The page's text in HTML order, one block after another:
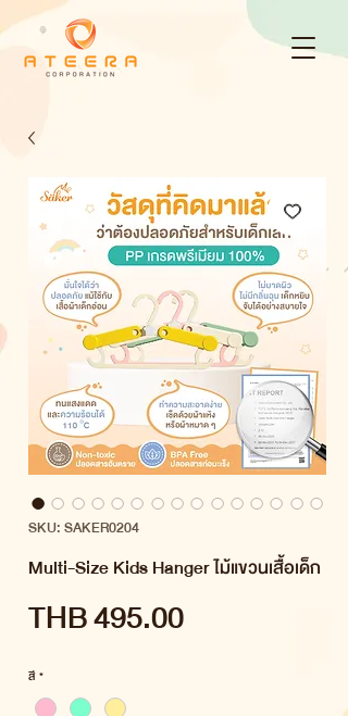
SKU: SAKER0204
Multi-Size Kids Hanger ไม้แขวนเสื้อเด็ก
THB 495.00Price
สี *